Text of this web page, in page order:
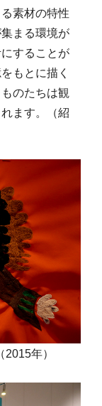
素材の特性
まる環境が
することが
もとに描く
のたちは観
ます。（紹
年）